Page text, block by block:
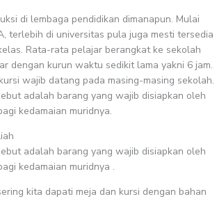
di lembaga pendidikan dimanapun. Mulai
terlebih di universitas pula juga mesti tersedia
Rata-rata pelajar berangkat ke sekolah
dengan kurun waktu sedikit lama yakni 6 jam.
wajib datang pada masing-masing sekolah.
adalah barang yang wajib disiapkan oleh
kedamaian muridnya.
adalah barang yang wajib disiapkan oleh
kedamaian muridnya .
kita dapati meja dan kursi dengan bahan